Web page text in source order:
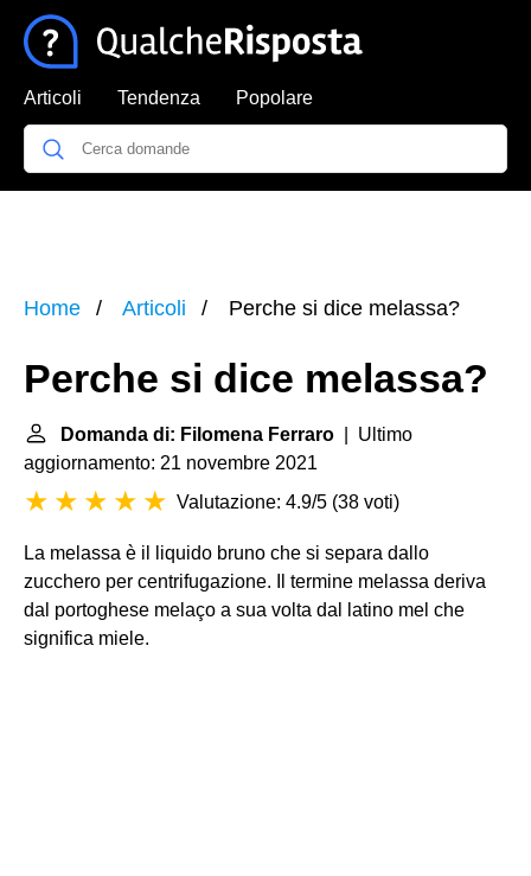
Articoli Tendenza Popolare
Home Articoli Perche si dice melassa?
Perche si dice melassa?
Domanda di: Filomena Ferraro | Ultimo
aggiornamento: 21 novembre 2021
Valutazione: 4.9/5 (38 voti)
La melassa è il liquido bruno che si separa dallo
zucchero per centrifugazione. Il termine melassa deriva
dal portoghese melaço a sua volta dal latino mel che
significa miele.